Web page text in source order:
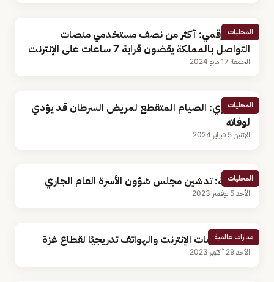
المحليات
مدون رقمي: أكثر من نصف مستخدمي منصات
التواصل بالمملكة يقضون قرابة 7 ساعات على الإنترنت
الجمعة 17 مايو 2024
المحليات
استشاري: الصيام المتقطع لمريض السرطان قد يؤدي
لوفاته
الإثنين 5 فبراير 2024
المحليات
مسؤولة: تدشين مجلس شؤون الأسرة العام الجاري
الأحد 5 نوفمبر 2023
مدارات عالمية
عودة خدمات الإنترنت والهواتف تدريجيًا لقطاع غزة
الأحد 29 أكتوبر 2023